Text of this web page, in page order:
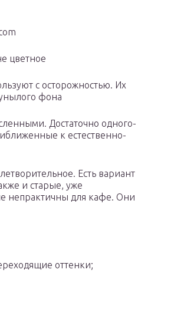
цветное
с осторожностью. Их
фона
Достаточно одного-
к естественно-
Есть вариант
и старые, уже
непрактичны для кафе. Они
оттенки;